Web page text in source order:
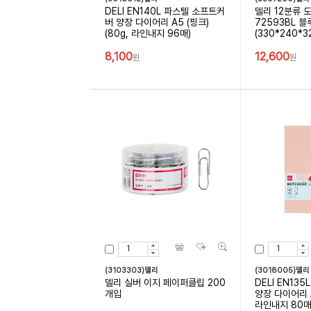
DELI EN140L 파스텔 소프트커
버 양장 다이어리 A5 (핑크)
(80g, 라인내지 96매)
8,100원
델리 12분류
72593BL 블
12,600원
(3103303)델리
델리 실버 이지 페이퍼클립 200
개입
(3018005)델리
DELI
양장 다이어
라인내지 80